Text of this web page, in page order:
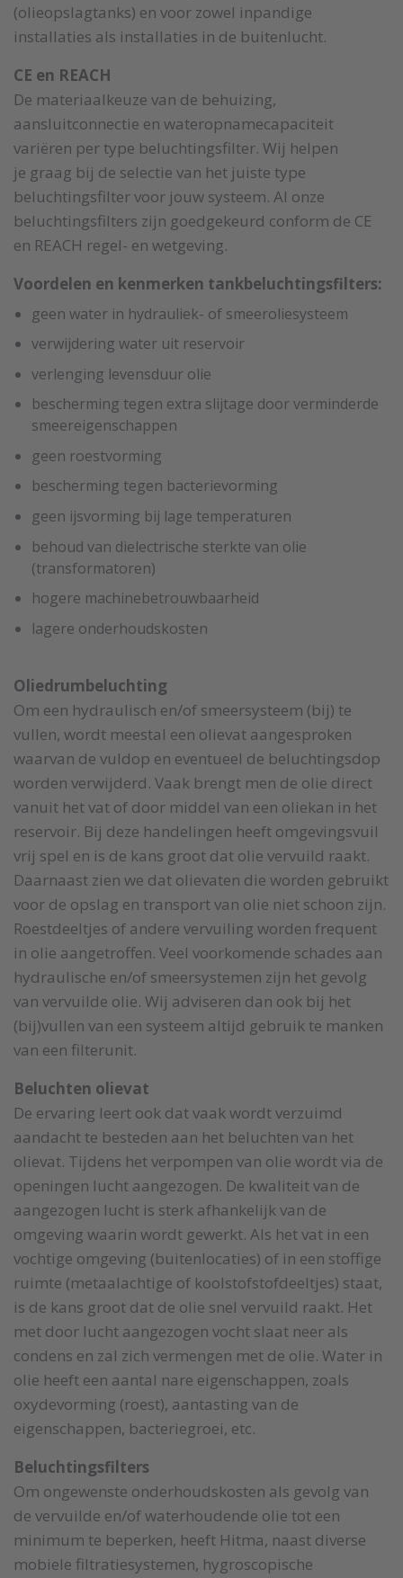
(olieopslagtanks) en voor zowel inpandige
installaties als installaties in de buitenlucht.
CE en REACH
De materiaalkeuze van de behuizing,
aansluitconnectie en wateropnamecapaciteit
variëren per type beluchtingsfilter. Wij helpen
je graag bij de selectie van het juiste type
beluchtingsfilter voor jouw systeem. Al onze
beluchtingsfilters zijn goedgekeurd conform de CE
en REACH regel- en wetgeving.
Voordelen en kenmerken tankbeluchtingsfilters:
geen water in hydrauliek- of smeeroliesysteem
verwijdering water uit reservoir
verlenging levensduur olie
bescherming tegen extra slijtage door verminderde
smeereigenschappen
geen roestvorming
bescherming tegen bacterievorming
geen ijsvorming bij lage temperaturen
behoud van dielectrische sterkte van olie
(transformatoren)
hogere machinebetrouwbaarheid
lagere onderhoudskosten
Oliedrumbeluchting
Om een hydraulisch en/of smeersysteem (bij) te
vullen, wordt meestal een olievat aangesproken
waarvan de vuldop en eventueel de beluchtingsdop
worden verwijderd. Vaak brengt men de olie direct
vanuit het vat of door middel van een oliekan in het
reservoir. Bij deze handelingen heeft omgevingsvuil
vrij spel en is de kans groot dat olie vervuild raakt.
Daarnaast zien we dat olievaten die worden gebruikt
voor de opslag en transport van olie niet schoon zijn.
Roestdeeltjes of andere vervuiling worden frequent
in olie aangetroffen. Veel voorkomende schades aan
hydraulische en/of smeersystemen zijn het gevolg
van vervuilde olie. Wij adviseren dan ook bij het
(bij)vullen van een systeem altijd gebruik te manken
van een filterunit.
Beluchten olievat
De ervaring leert ook dat vaak wordt verzuimd
aandacht te besteden aan het beluchten van het
olievat. Tijdens het verpompen van olie wordt via de
openingen lucht aangezogen. De kwaliteit van de
aangezogen lucht is sterk afhankelijk van de
omgeving waarin wordt gewerkt. Als het vat in een
vochtige omgeving (buitenlocaties) of in een stoffige
ruimte (metaalachtige of koolstofstofdeeltjes) staat,
is de kans groot dat de olie snel vervuild raakt. Het
met door lucht aangezogen vocht slaat neer als
condens en zal zich vermengen met de olie. Water in
olie heeft een aantal nare eigenschappen, zoals
oxydevorming (roest), aantasting van de
eigenschappen, bacteriegroei, etc.
Beluchtingsfilters
Om ongewenste onderhoudskosten als gevolg van
de vervuilde en/of waterhoudende olie tot een
minimum te beperken, heeft Hitma, naast diverse
mobiele filtratiesystemen, hygroscopische